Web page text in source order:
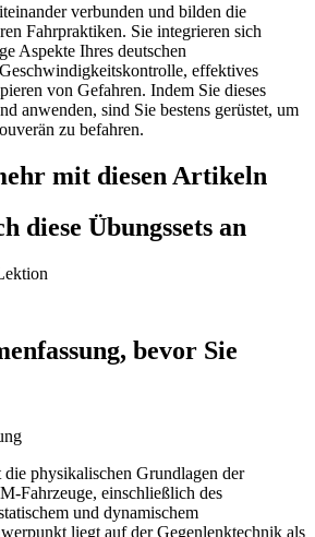
verbunden und bilden die
Fahrpraktiken. Sie integrieren sich
Aspekte Ihres deutschen
effektives
von Gefahren. Indem Sie dieses
anwenden, sind Sie bestens gerüstet, um
zu befahren.
mit diesen Artikeln
diese Übungssets an
bevor Sie
physikalischen Grundlagen der
Fahrzeuge, einschließlich des
und dynamischem
liegt auf der Gegenlenktechnik als